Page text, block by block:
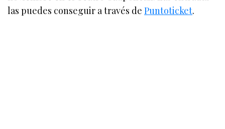
las puedes conseguir a través dePuntoticket.